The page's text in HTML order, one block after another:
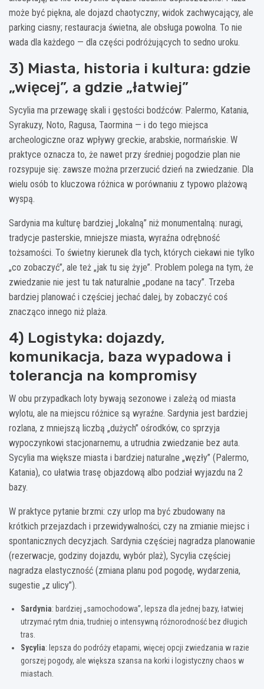
może być piękna, ale dojazd chaotyczny; widok zachwycający, ale
parking ciasny; restauracja świetna, ale obsługa powolna. To nie
wada dla każdego — dla części podróżujących to sedno uroku.
3) Miasta, historia i kultura: gdzie
„więcej”, a gdzie „łatwiej”
Sycylia ma przewagę skali i gęstości bodźców: Palermo, Katania,
Syrakuzy, Noto, Ragusa, Taormina — i do tego miejsca
archeologiczne oraz wpływy greckie, arabskie, normańskie. W
praktyce oznacza to, że nawet przy średniej pogodzie plan nie
rozsypuje się: zawsze można przerzucić dzień na zwiedzanie. Dla
wielu osób to kluczowa różnica w porównaniu z typowo plażową
wyspą.
Sardynia ma kulturę bardziej „lokalną” niż monumentalną: nuragi,
tradycje pasterskie, mniejsze miasta, wyraźna odrębność
tożsamości. To świetny kierunek dla tych, których ciekawi nie tylko
„co zobaczyć”, ale też „jak tu się żyje”. Problem polega na tym, że
zwiedzanie nie jest tu tak naturalnie „podane na tacy”. Trzeba
bardziej planować i częściej jechać dalej, by zobaczyć coś
znacząco innego niż plaża.
4) Logistyka: dojazdy,
komunikacja, baza wypadowa i
tolerancja na kompromisy
W obu przypadkach loty bywają sezonowe i zależą od miasta
wylotu, ale na miejscu różnice są wyraźne. Sardynia jest bardziej
rozlana, z mniejszą liczbą „dużych” ośrodków, co sprzyja
wypoczynkowi stacjonarnemu, a utrudnia zwiedzanie bez auta.
Sycylia ma większe miasta i bardziej naturalne „węzły” (Palermo,
Katania), co ułatwia trasę objazdową albo podział wyjazdu na 2
bazy.
W praktyce pytanie brzmi: czy urlop ma być zbudowany na
krótkich przejazdach i przewidywalności, czy na zmianie miejsc i
spontanicznych decyzjach. Sardynia częściej nagradza planowanie
(rezerwacje, godziny dojazdu, wybór plaż), Sycylia częściej
nagradza elastyczność (zmiana planu pod pogodę, wydarzenia,
sugestie „z ulicy”).
Sardynia: bardziej „samochodowa”, lepsza dla jednej bazy, łatwiej
utrzymać rytm dnia, trudniej o intensywną różnorodność bez długich
tras.
Sycylia: lepsza do podróży etapami, więcej opcji zwiedzania w razie
gorszej pogody, ale większa szansa na korki i logistyczny chaos w
miastach.